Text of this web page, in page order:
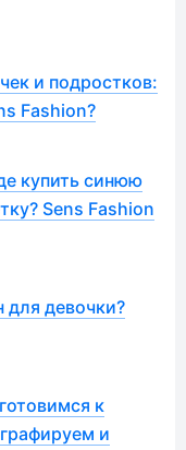
и подростков:
Fashion?
купить синюю
Sens Fashion
девочки?
к
и